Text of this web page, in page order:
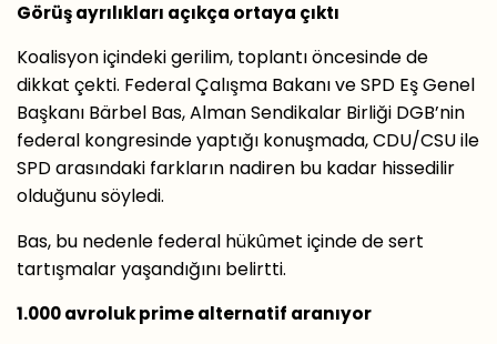
Görüş ayrılıkları açıkça ortaya çıktı
Koalisyon içindeki gerilim, toplantı öncesinde de
dikkat çekti. Federal Çalışma Bakanı ve SPD Eş Genel
Başkanı Bärbel Bas, Alman Sendikalar Birliği DGB’nin
federal kongresinde yaptığı konuşmada, CDU/CSU ile
SPD arasındaki farkların nadiren bu kadar hissedilir
olduğunu söyledi.
Bas, bu nedenle federal hükûmet içinde de sert
tartışmalar yaşandığını belirtti.
1.000 avroluk prime alternatif aranıyor